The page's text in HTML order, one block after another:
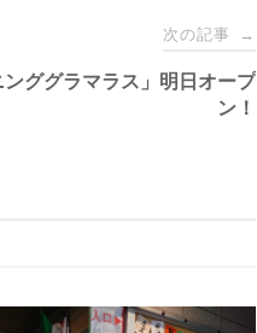
次の記事 →
ンググラマラス」明日オープ
ン！